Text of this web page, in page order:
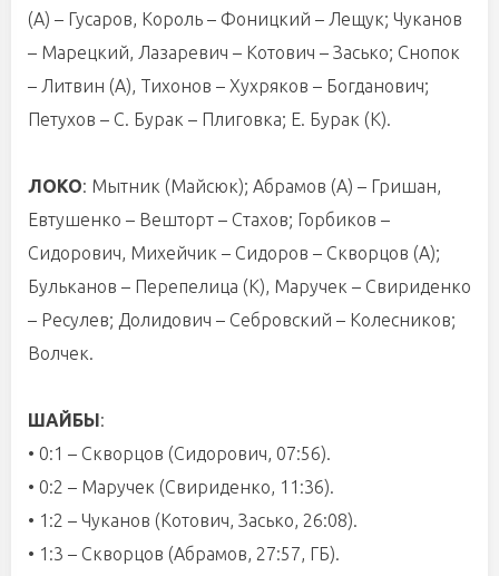
(А) – Гусаров, Король – Фоницкий – Лещук; Чуканов
– Марецкий, Лазаревич – Котович – Засько; Снопок
– Литвин (А), Тихонов – Хухряков – Богданович;
Петухов – С. Бурак – Плиговка; Е. Бурак (К).
ЛОКО: Мытник (Майсюк); Абрамов (А) – Гришан,
Евтушенко – Вешторт – Стахов; Горбиков –
Сидорович, Михейчик – Сидоров – Скворцов (А);
Бульканов – Перепелица (К), Маручек – Свириденко
– Ресулев; Долидович – Себровский – Колесников;
Волчек.
ШАЙБЫ:
• 0:1 – Скворцов (Сидорович, 07:56).
• 0:2 – Маручек (Свириденко, 11:36).
• 1:2 – Чуканов (Котович, Засько, 26:08).
• 1:3 – Скворцов (Абрамов, 27:57, ГБ).